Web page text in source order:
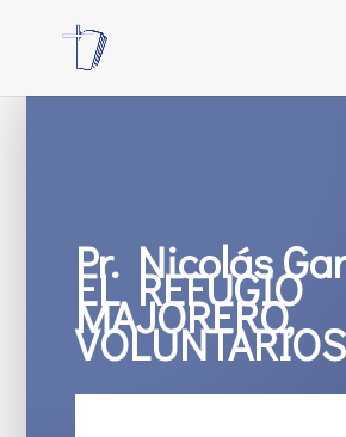
Pr. Nicolás
EL REFUGIO
MAJORERO,
VOLUNTARIOS